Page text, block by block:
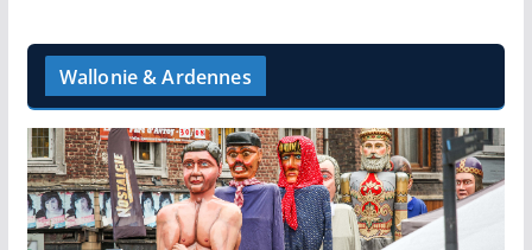
Wallonie & Ardennes